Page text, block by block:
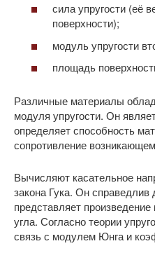
сила упругости (её
поверхности);
модуль упругости
площадь
Различные материалы
модуля упругости. Он
определяет способность
сопротивление
Вычисляют касательное
закона Гука. Он
представляет
угла. Согласно теории
связь с модулем Юнга и